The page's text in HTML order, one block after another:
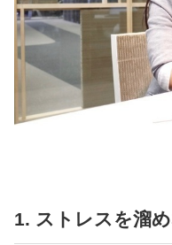
1. ストレスを溜